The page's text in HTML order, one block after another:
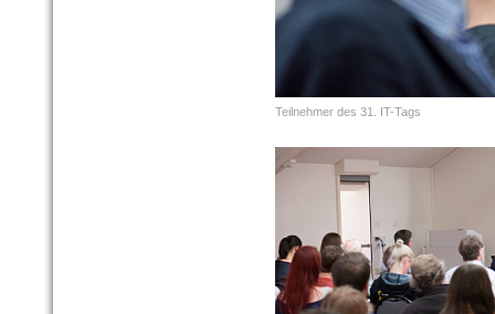
Teilnehmer des 31. IT-Tags